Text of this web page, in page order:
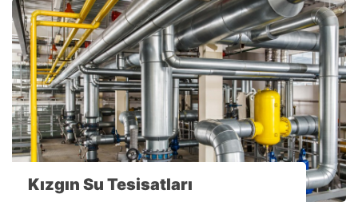
Kızgın Su Tesisatları